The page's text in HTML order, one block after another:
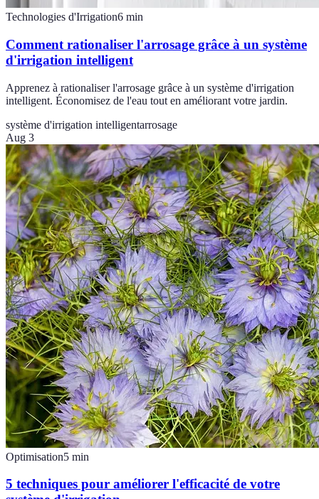
Technologies d'Irrigation6 min
Comment rationaliser l'arrosage grâce à un système
d'irrigation intelligent
Apprenez à rationaliser l'arrosage grâce à un système d'irrigation
intelligent. Économisez de l'eau tout en améliorant votre jardin.
système d'irrigation intelligentarrosage
Aug 3
Optimisation5 min
5 techniques pour améliorer l'efficacité de votre